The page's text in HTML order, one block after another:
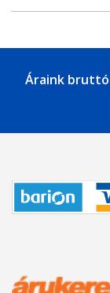
Áraink bruttó